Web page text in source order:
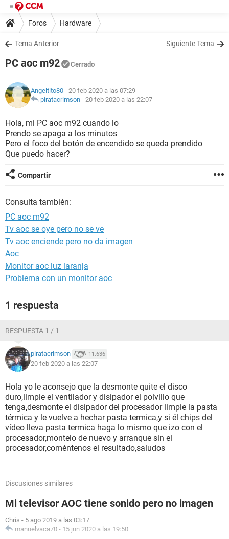
Foros Hardware
Tema Anterior Siguiente Tema
PC aoc m92 Cerrado
Angeltito80 - 20 feb 2020 a las 07:29
piratacrimson - 20 feb 2020 a las 22:07
Hola, mi PC aoc m92 cuando lo
Prendo se apaga a los minutos
Pero el foco del botón de encendido se queda prendido
Que puedo hacer?
Compartir
Consulta también:
PC aoc m92
Tv aoc se oye pero no se ve
Tv aoc enciende pero no da imagen
Aoc
Monitor aoc luz laranja
Problema con un monitor aoc
1 respuesta
RESPUESTA 1 / 1
piratacrimson 11.636
20 feb 2020 a las 22:07
Hola yo le aconsejo que la desmonte quite el disco
duro,limpie el ventilador y disipador el polvillo que
tenga,desmonte el disipador del procesador limpie la pasta
térmica y le vuelve a hechar pasta termica,y si él chips del
vídeo lleva pasta termica haga lo mismo que izo con el
procesador,montelo de nuevo y arranque sin el
procesador,coméntenos el resultado,saludos
Discusiones similares
Mi televisor AOC tiene sonido pero no imagen
Chris - 5 ago 2019 a las 03:17
manuelvaca70 - 15 jun 2020 a las 19:50